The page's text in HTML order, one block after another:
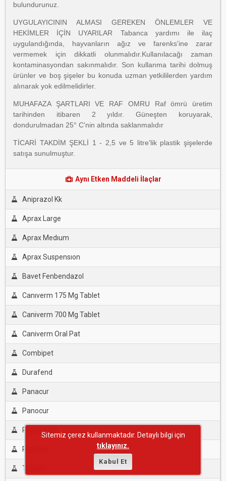
bulundurunuz.
UYGULAYICININ ALMASI GEREKEN ÖNLEMLER VE
HEKİMLER İÇİN UYARILAR Tabanca yardımı ile ilaç
uygulandığında, hayvanların ağız ve farenks'ine zarar
vermemek için dikkatli olunmalıdır.Kullanılacağı zaman
kontaminasyondan sakınmalıdır. Son kullanma tarihi dolmuş
ürünler ve boş şişeler bu konuda uzman yetkililerden yardım
alınarak yok edilmelidirler.
MUHAFAZA ŞARTLARI VE RAF OMRU Raf ömrü üretim
tarihinden itibaren 2 yıldır. Güneşten koruyarak,
dondurulmadan 25° C'nin altında saklanmalıdır
TİCARİ TAKDİM ŞEKLİ 1 - 2,5 ve 5 litre'lik plastik şişelerde
satışa sunulmuştur.
Aynı Etken Maddeli İlaçlar
Aniprazol Kk
Aprax Large
Aprax Medıum
Aprax Suspensıon
Bavet Fenbendazol
Canıverm 175 Mg Tablet
Caniverm 700 Mg Tablet
Caniverm Oral Pat
Combipet
Durafend
Panacur
Panocur
Rabenzole
Raftiben
Tenizol
Sitemiz çerez kullanmaktadır. Detaylı bilgi için
tıklayınız.
Kabul Et